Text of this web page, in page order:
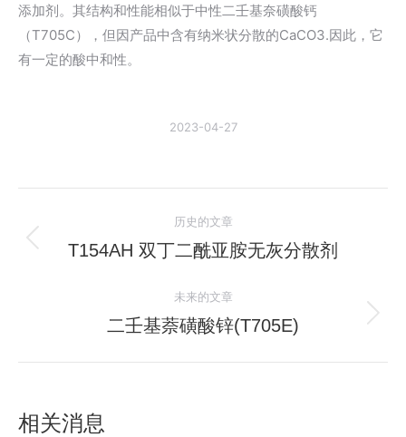
添加剂。其结构和性能相似于中性二壬基奈磺酸钙
（T705C），但因产品中含有纳米状分散的CaCO3.因此，它
有一定的酸中和性。
2023-04-27
章
历史的文章
历
的
文
T154AH 双丁二酰亚胺无灰分散剂
未来的文章
未
二壬基萘磺酸锌(T705E)
相关消息